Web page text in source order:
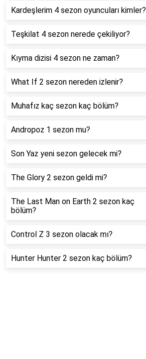
Kardeşlerim 4 sezon oyuncuları kimler?
Teşkilat 4 sezon nerede çekiliyor?
Kıyma dizisi 4 sezon ne zaman?
What If 2 sezon nereden izlenir?
Muhafız kaç sezon kaç bölüm?
Andropoz 1 sezon mu?
Son Yaz yeni sezon gelecek mi?
The Glory 2 sezon geldi mi?
The Last Man on Earth 2 sezon kaç
bölüm?
Control Z 3 sezon olacak mı?
Hunter Hunter 2 sezon kaç bölüm?